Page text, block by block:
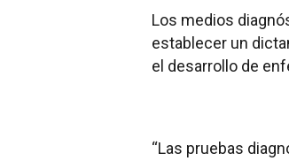
Los medios
establecer un
el desarrollo de
“Las pruebas